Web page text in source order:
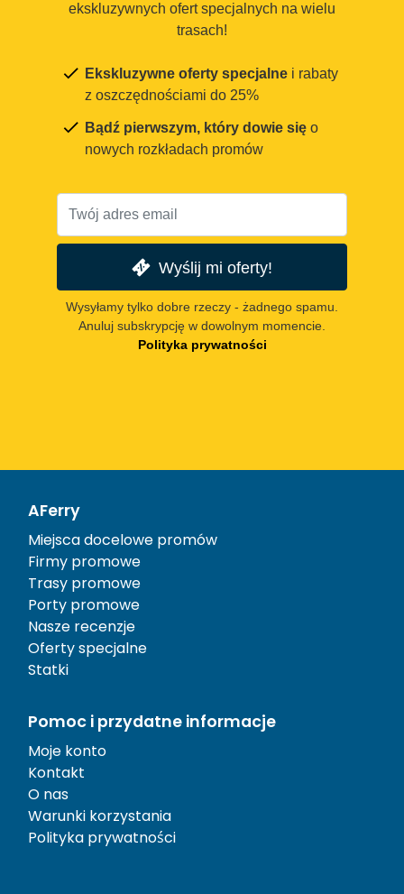
ekskluzywnych ofert specjalnych na wielu
trasach!
Ekskluzywne oferty specjalne i rabaty
z oszczędnościami do 25%
Bądź pierwszym, który dowie się o
nowych rozkładach promów
Wyślij mi oferty!
Wysyłamy tylko dobre rzeczy - żadnego spamu.
Anuluj subskrypcję w dowolnym momencie.
Polityka prywatności
AFerry
Miejsca docelowe promów
Firmy promowe
Trasy promowe
Porty promowe
Nasze recenzje
Oferty specjalne
Statki
Pomoc i przydatne informacje
Moje konto
Kontakt
O nas
Warunki korzystania
Polityka prywatności